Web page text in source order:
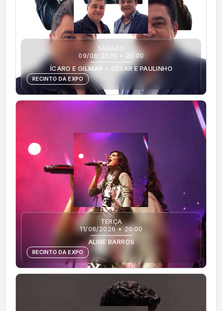
SÁBADO
09/08/2026 • 20:00
ÍCARO E GILMAR + CÉSAR E PAULINHO
RECINTO DA EXPO
TERÇA
11/08/2026 • 20:00
ALINE BARROS
RECINTO DA EXPO